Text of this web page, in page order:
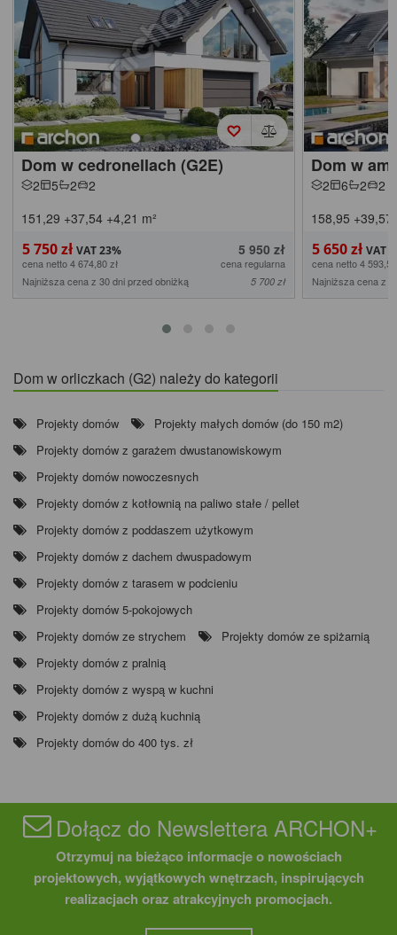
Dom w cedronellach (G2E)
2 5 2
2
151,29 +37,54 +4,21 m²
5 750 zł 5 950 zł
cena netto 4 674,80 zł
cena regularna
Najniższa cena z 30 dni przed obniżką
5 700 zł
Dom w
2 6 2
2
158,95 +39,57
5 650 zł
cena netto 4
Najniższa cena z
Dom w orliczkach (G2) należy do kategorii
Projekty domów
Projekty małych domów (do 150 m2)
Projekty domów z garażem dwustanowiskowym
Projekty domów nowoczesnych
Projekty domów z kotłownią na paliwo stałe / pellet
Projekty domów z poddaszem użytkowym
Projekty domów z dachem dwuspadowym
Projekty domów z tarasem w podcieniu
Projekty domów 5-pokojowych
Projekty domów ze strychem
Projekty domów ze spiżarnią
Projekty domów z pralnią
Projekty domów z wyspą w kuchni
Projekty domów z dużą kuchnią
Projekty domów do 400 tys. zł
Dołącz do Newslettera ARCHON+
Otrzymuj na bieżąco informacje o nowościach
projektowych, wyjątkowych wnętrzach, inspirujących
realizacjach oraz atrakcyjnych promocjach.